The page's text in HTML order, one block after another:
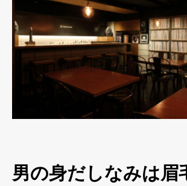
男の身だしなみは眉